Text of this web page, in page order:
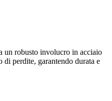
un robusto involucro in acciaio
perdite, garantendo durata e